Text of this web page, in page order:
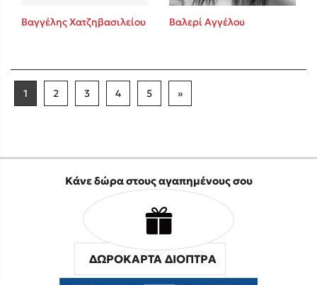
Βαγγέλης Χατζηβασιλείου Βαλερί Αγγέλου
1 2 3 4 5 »
Κάνε δώρα στους αγαπημένους σου
ΔΩΡΟΚΑΡΤΑ ΔΙΟΠΤΡΑ